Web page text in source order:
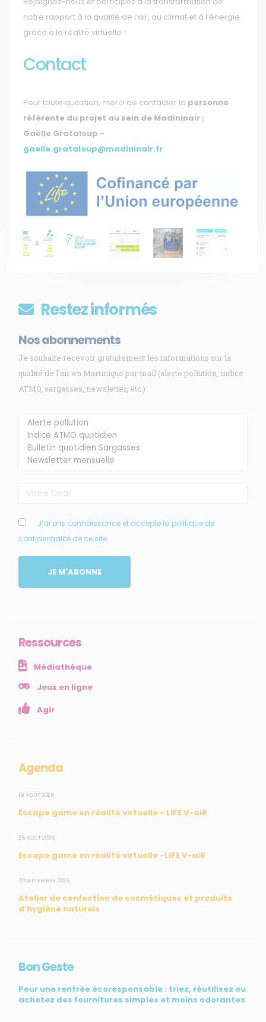
notre rapport à la qualité de l’air, au climat et à l’énergie
grâce à la réalité virtuelle !
Contact
Pour toute question, merci de contacter la personne
référente du projet au sein de Madininair :
Gaëlle Grataloup -
gaelle.grataloup@madininair.fr
Restez informés
Nos abonnements
Je souhaite recevoir gratuitement les informations sur la
qualité de l’air en Martinique par mail (alerte pollution, indice
ATMO, sargasses, newsletter, etc.)
J’ai pris connaissance et accepte la politique de
confidentialité de ce site
JE M'ABONNE
Ressources
Médiathèque
Jeux en ligne
Agir
Agenda
19 AOÛT 2026
Escape game en réalité virtuelle - LIFE V-aiR
26 AOÛT 2026
Escape game en réalité virtuelle -LIFE V-aiR
30 SEPTEMBRE 2026
Atelier de confection de cosmétiques et produits
d’hygiène naturels
Bon Geste
Pour une rentrée écoresponsable : triez, réutilisez ou
achetez des fournitures simples et moins odorantes
Membre de Agréé par
MENU
NOS SERVICES
Presse
Collectivités
Mesures réglementaires
SUIVEZ-NOUS
CONTACT
Mail : info@madininair.fr